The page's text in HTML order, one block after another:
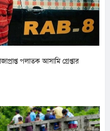
পলাতক আসামি গ্রেপ্তার